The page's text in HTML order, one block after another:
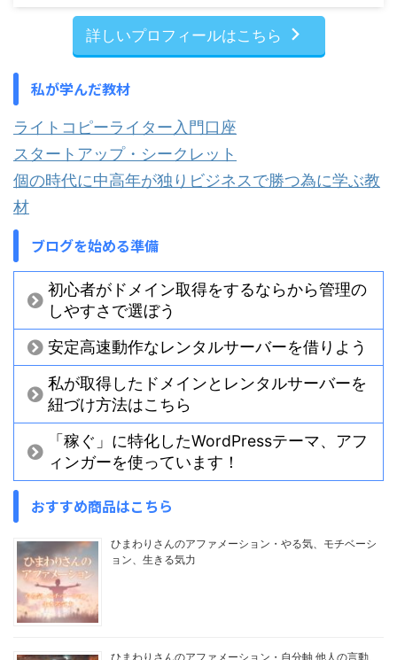
詳しいプロフィールはこちら
私が学んだ教材
ライトコピーライター入門口座
スタートアップ・シークレット
個の時代に中高年が独りビジネスで勝つ為に学ぶ教
材
ブログを始める準備
初心者がドメイン取得をするならから管理の
しやすさで選ぼう
安定高速動作なレンタルサーバーを借りよう
私が取得したドメインとレンタルサーバーを
紐づけ方法はこちら
「稼ぐ」に特化したWordPressテーマ、アフ
ィンガーを使っています！
おすすめ商品はこちら
ひまわりさんのアファメーション・やる気、モチベーシ
ョン、生きる気力
ひまわりさんのアファメーション・自分軸 他人の言動、